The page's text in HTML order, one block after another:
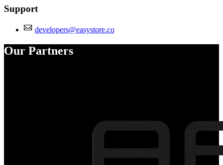
Support
developers@easystore.co
Our Partners